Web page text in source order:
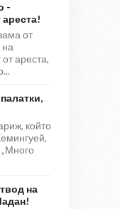
-
ареста!
от
на
ареста,
който
на